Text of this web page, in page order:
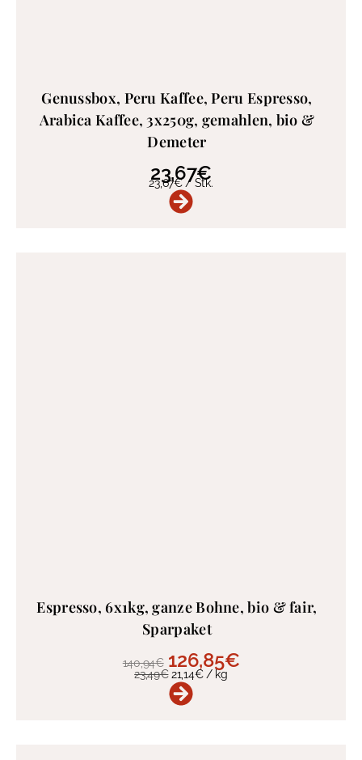
Genussbox, Peru Kaffee, Peru Espresso,
Arabica Kaffee, 3x250g, gemahlen, bio &
Demeter
23,67€
23,67€/Stk.
Espresso, 6x1kg, ganze Bohne, bio & fair,
Sparpaket
140,94€ 126,85€
23,49€ 21,14€/kg